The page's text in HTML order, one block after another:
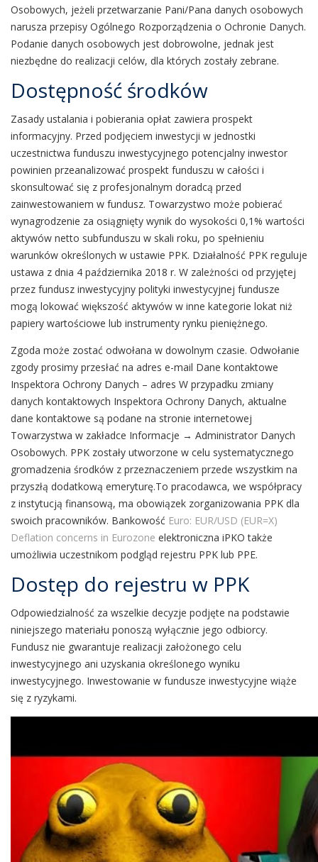
Osobowych, jeżeli przetwarzanie Pani/Pana danych osobowych
narusza przepisy Ogólnego Rozporządzenia o Ochronie Danych.
Podanie danych osobowych jest dobrowolne, jednak jest
niezbędne do realizacji celów, dla których zostały zebrane.
Dostępność środków
Zasady ustalania i pobierania opłat zawiera prospekt
informacyjny. Przed podjęciem inwestycji w jednostki
uczestnictwa funduszu inwestycyjnego potencjalny inwestor
powinien przeanalizować prospekt funduszu w całości i
skonsultować się z profesjonalnym doradcą przed
zainwestowaniem w fundusz. Towarzystwo może pobierać
wynagrodzenie za osiągnięty wynik do wysokości 0,1% wartości
aktywów netto subfunduszu w skali roku, po spełnieniu
warunków określonych w ustawie PPK. Działalność PPK reguluje
ustawa z dnia 4 października 2018 r. W zależności od przyjętej
przez fundusz inwestycyjny polityki inwestycyjnej fundusze
mogą lokować większość aktywów w inne kategorie lokat niż
papiery wartościowe lub instrumenty rynku pieniężnego.
Zgoda może zostać odwołana w dowolnym czasie. Odwołanie
zgody prosimy przesłać na adres e-mail Dane kontaktowe
Inspektora Ochrony Danych – adres W przypadku zmiany
danych kontaktowych Inspektora Ochrony Danych, aktualne
dane kontaktowe są podane na stronie internetowej
Towarzystwa w zakładce Informacje → Administrator Danych
Osobowych. PPK zostały utworzone w celu systematycznego
gromadzenia środków z przeznaczeniem przede wszystkim na
przyszłą dodatkową emeryturę.To pracodawca, we współpracy
z instytucją finansową, ma obowiązek zorganizowania PPK dla
swoich pracowników. Bankowość Euro: EUR/USD (EUR=X)
Deflation concerns in Eurozone elektroniczna iPKO także
umożliwia uczestnikom podgląd rejestru PPK lub PPE.
Dostęp do rejestru w PPK
Odpowiedzialność za wszelkie decyzje podjęte na podstawie
niniejszego materiału ponoszą wyłącznie jego odbiorcy.
Fundusz nie gwarantuje realizacji założonego celu
inwestycyjnego ani uzyskania określonego wyniku
inwestycyjnego. Inwestowanie w fundusze inwestycyjne wiąże
się z ryzykami.